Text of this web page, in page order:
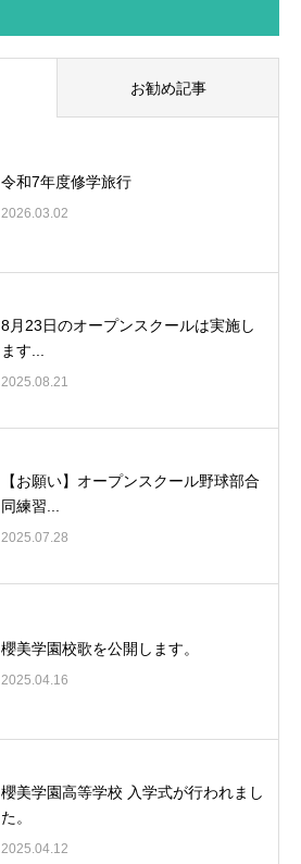
お勧め記事
令和7年度修学旅行
2026.03.02
8月23日のオープンスクールは実施し
ます...
2025.08.21
【お願い】オープンスクール野球部合
同練習...
2025.07.28
櫻美学園校歌を公開します。
2025.04.16
櫻美学園高等学校 入学式が行われまし
た。
2025.04.12